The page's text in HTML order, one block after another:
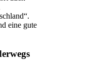
eine gute